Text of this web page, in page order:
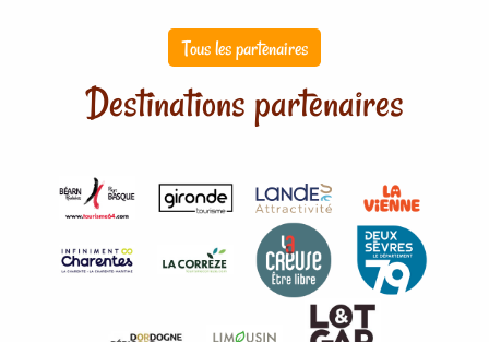
Tous les partenaires
Destinations partenaires